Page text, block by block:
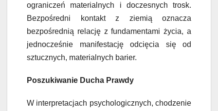
ograniczeń materialnych i doczesnych trosk.
Bezpośredni kontakt z ziemią oznacza
bezpośrednią relację z fundamentami życia, a
jednocześnie manifestację odcięcia się od
sztucznych, materialnych barier.
Poszukiwanie Ducha Prawdy
W interpretacjach psychologicznych, chodzenie